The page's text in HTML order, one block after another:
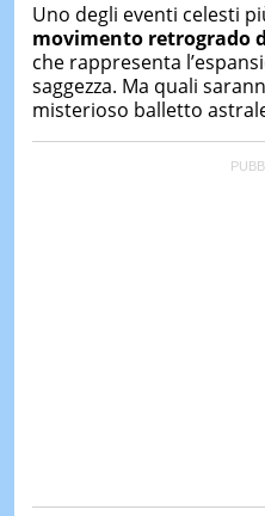
Biblioteca del Sannio".
Uno degli eventi celesti
movimento retrogrado
che rappresenta
saggezza. Ma quali
misterioso balletto